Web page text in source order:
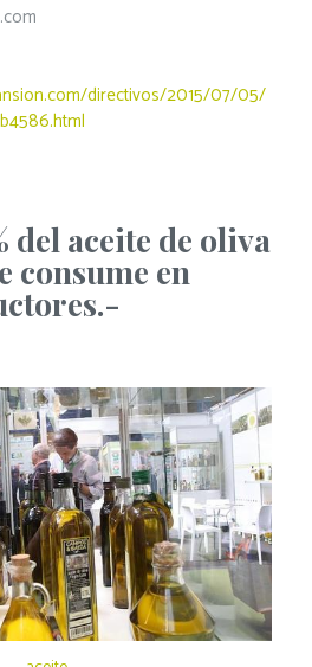
directivos/2015/07/05/
del aceite de oliva
consume en